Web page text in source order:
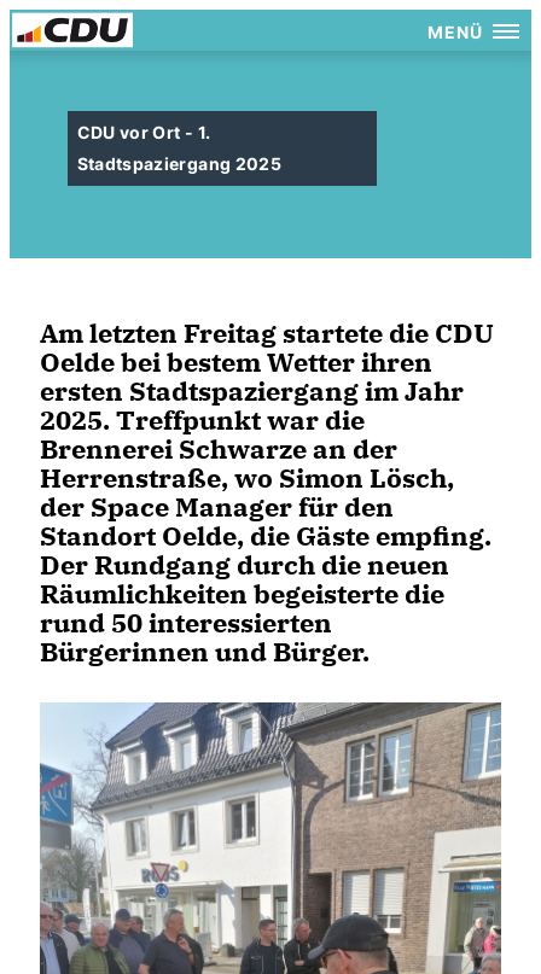
MENÜ
CDU vor Ort - 1.
Stadtspaziergang 2025
Am letzten Freitag startete die CDU
Oelde bei bestem Wetter ihren
ersten Stadtspaziergang im Jahr
2025. Treffpunkt war die
Brennerei Schwarze an der
Herrenstraße, wo Simon Lösch,
der Space Manager für den
Standort Oelde, die Gäste empfing.
Der Rundgang durch die neuen
Räumlichkeiten begeisterte die
rund 50 interessierten
Bürgerinnen und Bürger.